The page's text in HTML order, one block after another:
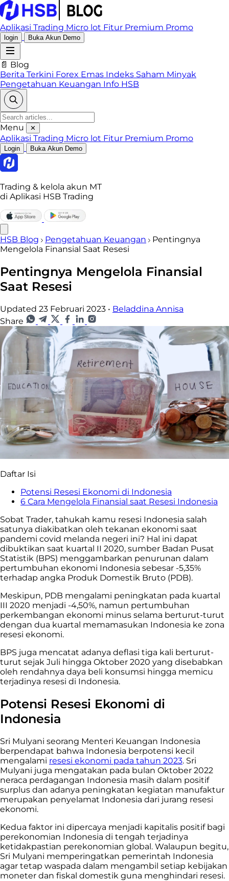
Aplikasi Trading Micro lot Fitur Premium Promo
login Buka Akun Demo
📄 Blog
Berita Terkini Forex Emas Indeks Saham Minyak
Pengetahuan Keuangan Info HSB
Menu ✕
Aplikasi Trading Micro lot Fitur Premium Promo
Login Buka Akun Demo
Trading & kelola akun MT
di Aplikasi HSB Trading
HSB Blog Pengetahuan Keuangan
Pentingnya
Mengelola Finansial Saat Resesi
Pentingnya Mengelola Finansial
Saat Resesi
Updated 23 Februari 2023 • Beladdina Annisa
Share
Daftar Isi
Potensi Resesi Ekonomi di Indonesia
6 Cara Mengelola Finansial saat Resesi Indonesia
Sobat Trader, tahukah kamu resesi Indonesia salah
satunya diakibatkan oleh tekanan ekonomi saat
pandemi covid melanda negeri ini? Hal ini dapat
dibuktikan saat kuartal II 2020, sumber Badan Pusat
Statistik (BPS) menggambarkan penurunan dalam
pertumbuhan ekonomi Indonesia sebesar -5,35%
terhadap angka Produk Domestik Bruto (PDB).
Meskipun, PDB mengalami peningkatan pada kuartal
III 2020 menjadi -4,50%, namun pertumbuhan
perkembangan ekonomi minus selama berturut-turut
dengan dua kuartal memamasukan Indonesia ke zona
resesi ekonomi.
BPS juga mencatat adanya deflasi tiga kali berturut-
turut sejak Juli hingga Oktober 2020 yang disebabkan
oleh rendahnya daya beli konsumsi hingga memicu
terjadinya resesi di Indonesia.
Potensi Resesi Ekonomi di
Indonesia
Sri Mulyani seorang Menteri Keuangan Indonesia
berpendapat bahwa Indonesia berpotensi kecil
mengalami resesi ekonomi pada tahun 2023. Sri
Mulyani juga mengatakan pada bulan Oktober 2022
neraca perdagangan Indonesia masih dalam positif
surplus dan adanya peningkatan kegiatan manufaktur
merupakan penyelamat Indonesia dari jurang resesi
ekonomi.
Kedua faktor ini dipercaya menjadi kapitalis positif bagi
perekonomian Indonesia di tengah terjadinya
ketidakpastian perekonomian global. Walaupun begitu,
Sri Mulyani memperingatkan pemerintah Indonesia
agar tetap waspada dalam mengambil setiap kebijakan
moneter dan fiskal domestik guna menghindari resesi.